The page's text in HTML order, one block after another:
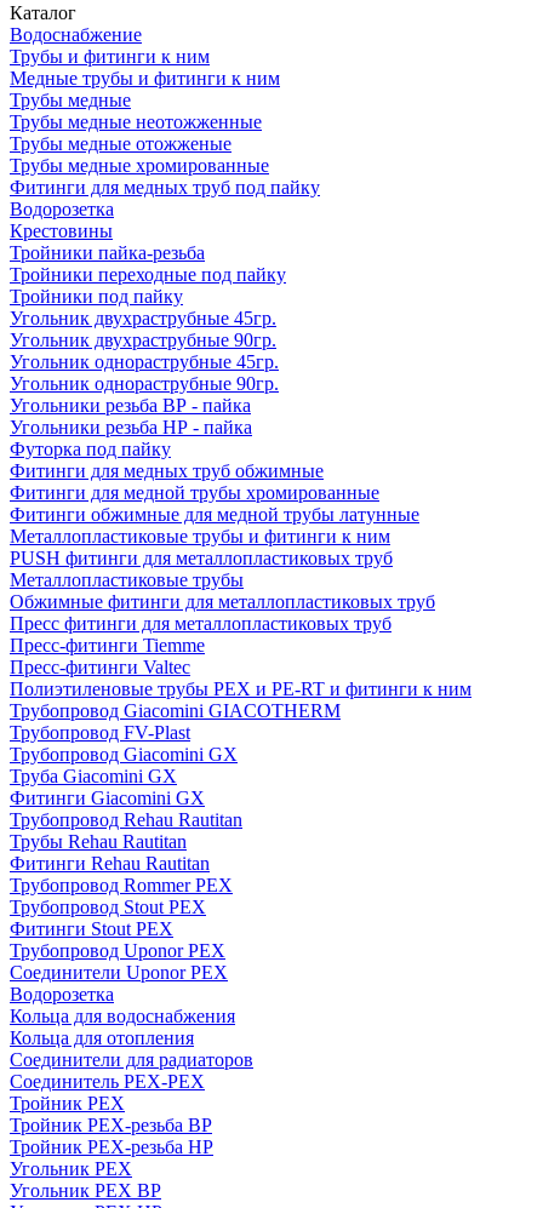
Каталог
Водоснабжение
Трубы и фитинги к ним
Медные трубы и фитинги к ним
Трубы медные
Трубы медные неотожженные
Трубы медные отожженые
Трубы медные хромированные
Фитинги для медных труб под пайку
Водорозетка
Крестовины
Тройники пайка-резьба
Тройники переходные под пайку
Тройники под пайку
Угольник двухраструбные 45гр.
Угольник двухраструбные 90гр.
Угольник однораструбные 45гр.
Угольник однораструбные 90гр.
Угольники резьба ВР - пайка
Угольники резьба НР - пайка
Футорка под пайку
Фитинги для медных труб обжимные
Фитинги для медной трубы хромированные
Фитинги обжимные для медной трубы латунные
Металлопластиковые трубы и фитинги к ним
PUSH фитинги для металлопластиковых труб
Металлопластиковые трубы
Обжимные фитинги для металлопластиковых труб
Пресс фитинги для металлопластиковых труб
Пресс-фитинги Tiemme
Пресс-фитинги Valtec
Полиэтиленовые трубы PEX и PE-RT и фитинги к ним
Трубопровод Giacomini GIACOTHERM
Трубопровод FV-Plast
Трубопровод Giacomini GX
Труба Giacomini GX
Фитинги Giacomini GX
Трубопровод Rehau Rautitan
Трубы Rehau Rautitan
Фитинги Rehau Rautitan
Трубопровод Rommer PEX
Трубопровод Stout PEX
Фитинги Stout PEX
Трубопровод Uponor PEX
Соединители Uponor PEX
Водорозетка
Кольца для водоснабжения
Кольца для отопления
Соединители для радиаторов
Соединитель PEX-PEX
Тройник PEX
Тройник PEX-резьба ВР
Тройник PEX-резьба НР
Угольник PEX
Угольник PEX ВР